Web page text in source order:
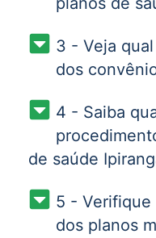
3 - Veja
dos
4 - Saiba
de saúde
5 - Verifique
dos planos